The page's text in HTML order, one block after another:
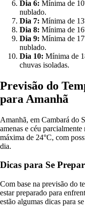
Dia 6: Mínima de
nublado.
Dia 7: Mínima de
Dia 8: Mínima de
Dia 9: Mínima de
nublado.
Dia 10: Mínima de
chuvas isoladas.
Previsão do
para Amanhã
Amanhã, em Cambará do
amenas e céu
máxima de 24°C, com
dia.
Dicas para Se
Com base na previsão do
estar preparado para
estão algumas dicas para